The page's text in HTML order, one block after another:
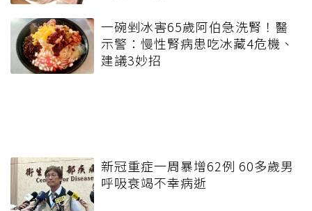
一碗剉冰害65歲阿伯急洗腎！醫
示警：慢性腎病患吃冰藏4危機、
建議3妙招
新冠重症一周暴增62例 60多歲男
呼吸衰竭不幸病逝